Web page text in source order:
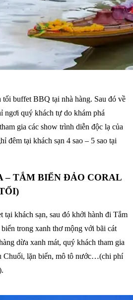
buffet BBQ tại nhà hàng. Sau đó về
ngơi quý khách tự do khám phá
gia các show trình diễn độc lạ của
đêm tại khách sạn 4 sao – 5 sao tại
– TẮM BIỂN ĐẢO CORAL
tại khách sạn, sau đó khởi hành đi Tắm
trong xanh thơ mộng với bãi cát
dừa xanh mát, quý khách tham gia
Chuối, lặn biển, mô tô nước…(chi phí